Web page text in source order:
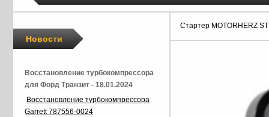
Стартер MOTORHERZ
Новости
Восстановление турбокомпрессора
для Форд Транзит - 18.01.2024
Восстановление турбокомпрессора
Garrett 787556-0024